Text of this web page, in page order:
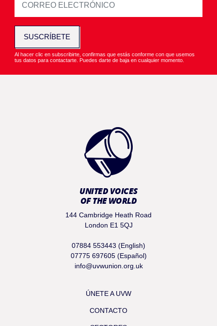
SUSCRÍBETE
Al hacer clic en subscribirte, confirmas que estás conforme con que usemos
tus datos para contactarte. Puedes darte de baja en cualquier momento.
UNITED VOICES
OF THE WORLD
144 Cambridge Heath Road
London E1 5QJ
07884 553443 (English)
07775 697605 (Español)
info@uvwunion.org.uk
ÚNETE A UVW
CONTACTO